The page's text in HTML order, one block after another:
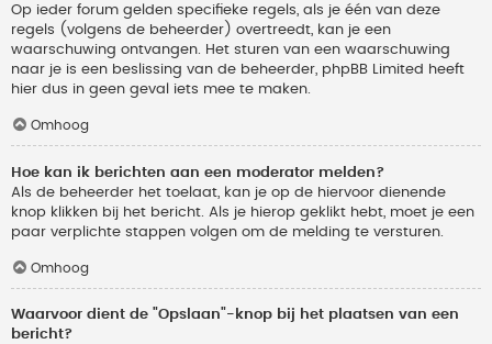
Op ieder forum gelden specifieke regels, als je één van deze
regels (volgens de beheerder) overtreedt, kan je een
waarschuwing ontvangen. Het sturen van een waarschuwing
naar je is een beslissing van de beheerder, phpBB Limited heeft
hier dus in geen geval iets mee te maken.
Omhoog
Hoe kan ik berichten aan een moderator melden?
Als de beheerder het toelaat, kan je op de hiervoor dienende
knop klikken bij het bericht. Als je hierop geklikt hebt, moet je een
paar verplichte stappen volgen om de melding te versturen.
Omhoog
Waarvoor dient de "Opslaan"-knop bij het plaatsen van een
bericht?